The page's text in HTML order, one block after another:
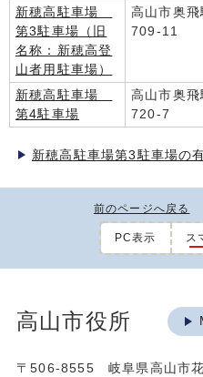
新穂高駐車場
第3駐車場（旧
名称：新穂高登
山者用駐車場）
高山市奥飛
709-11
新穂高駐車場
第4駐車場
高山市奥飛
720-7
新穂高駐車場第3駐車場の
前のページへ戻る
PC表示 ス
高山市役所
〒506-8555 岐阜県高山市